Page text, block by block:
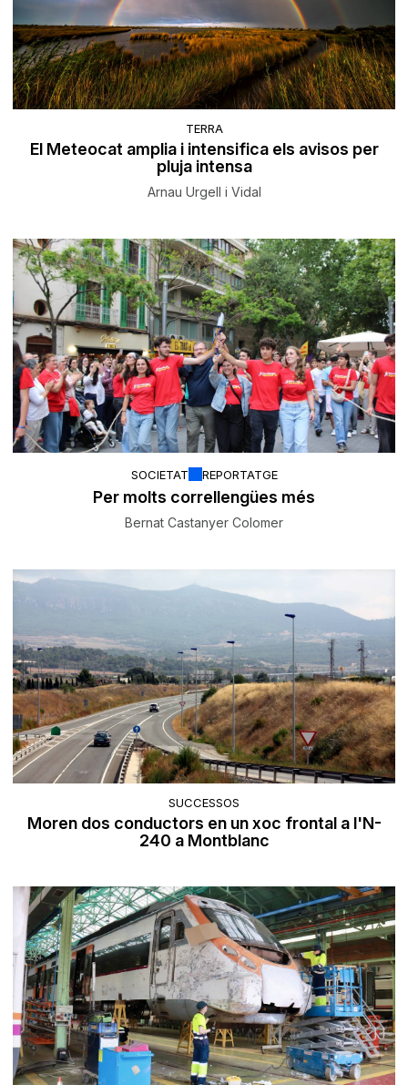
TERRA
El Meteocat amplia i intensifica els avisos per
pluja intensa
Arnau Urgell i Vidal
SOCIETAT REPORTATGE
Per molts correllengües més
Bernat Castanyer Colomer
SUCCESSOS
Moren dos conductors en un xoc frontal a l'N-
240 a Montblanc